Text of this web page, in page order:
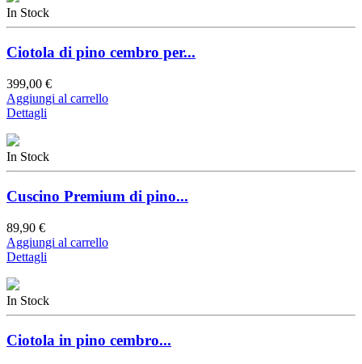
In Stock
Ciotola di pino cembro per...
399,00 €
Aggiungi al carrello
Dettagli
In Stock
Cuscino Premium di pino...
89,90 €
Aggiungi al carrello
Dettagli
In Stock
Ciotola in pino cembro...